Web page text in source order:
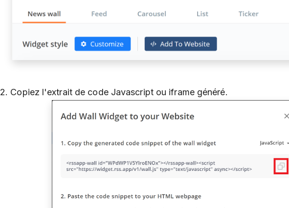
2. Copiez l'extrait de code Javascript ou iframe généré.